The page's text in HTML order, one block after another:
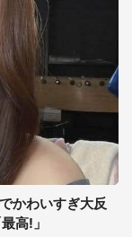
かわいすぎ大反
高!」